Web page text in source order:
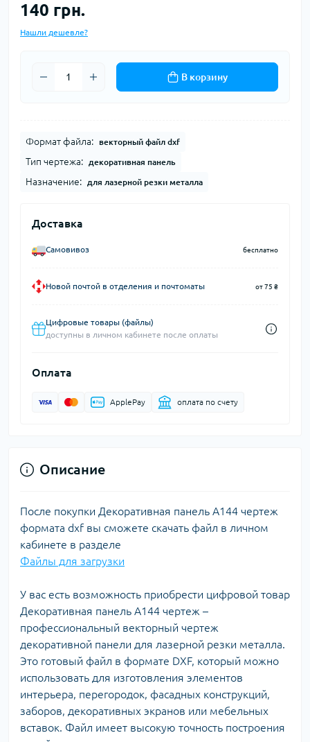
140 грн.
Нашли дешевле?
В корзину
Формат файла: векторный файл dxf
Тип чертежа: декоративная панель
Назначение: для лазерной резки металла
Доставка
Самовивоз бесплатно
Новой почтой в отделения и почтоматы от 75 ₴
Цифровые товары (файлы)
доступны в личном кабинете после оплаты
Оплата
ApplePay оплата по счету
Описание
После покупки Декоративная панель A144 чертеж
формата dxf вы сможете скачать файл в личном
кабинете в разделе
Файлы для загрузки
У вас есть возможность приобрести цифровой товар
Декоративная панель A144 чертеж –
профессиональный векторный чертеж
декоративной панели для лазерной резки металла.
Это готовый файл в формате DXF, который можно
использовать для изготовления элементов
интерьера, перегородок, фасадных конструкций,
заборов, декоративных экранов или мебельных
вставок. Файл имеет высокую точность построения